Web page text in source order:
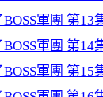
軍團 第13
軍團 第14
軍團 第15